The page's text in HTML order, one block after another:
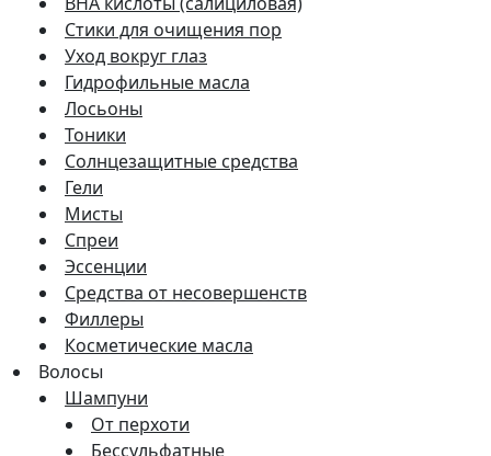
Стики для очищения пор
Уход вокруг глаз
Гидрофильные масла
Лосьоны
Тоники
Солнцезащитные средства
Гели
Мисты
Спреи
Эссенции
Средства от несовершенств
Филлеры
Косметические масла
Волосы
Шампуни
От перхоти
Бессульфатные